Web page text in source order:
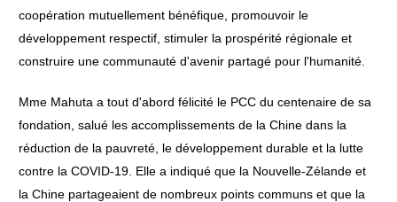
coopération mutuellement bénéfique, promouvoir le
développement respectif, stimuler la prospérité régionale et
construire une communauté d'avenir partagé pour l'humanité.
Mme Mahuta a tout d'abord félicité le PCC du centenaire de sa
fondation, salué les accomplissements de la Chine dans la
réduction de la pauvreté, le développement durable et la lutte
contre la COVID-19. Elle a indiqué que la Nouvelle-Zélande et
la Chine partageaient de nombreux points communs et que la